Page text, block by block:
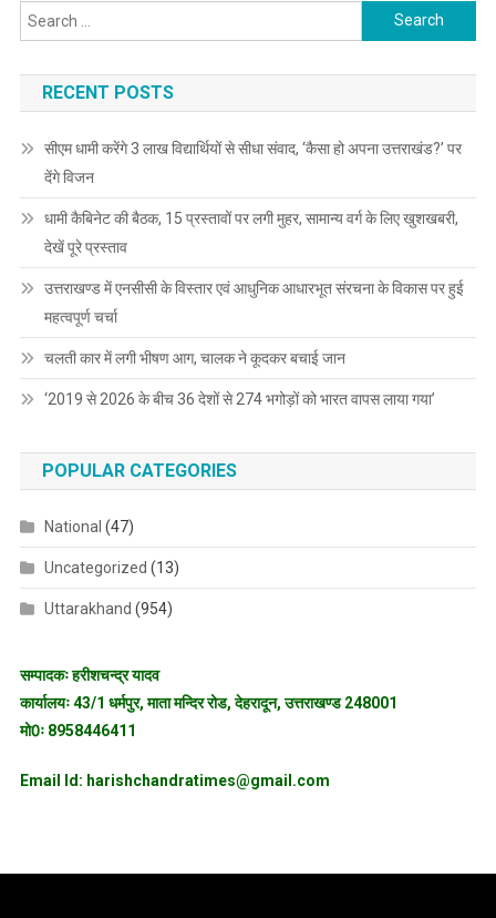
Search
for:
RECENT POSTS
सीएम धामी करेंगे 3 लाख विद्यार्थियों से सीधा संवाद, ‘कैसा हो अपना उत्तराखंड?’ पर
देंगे विजन
धामी कैबिनेट की बैठक, 15 प्रस्तावों पर लगी मुहर, सामान्य वर्ग के लिए खुशखबरी,
देखें पूरे प्रस्ताव
उत्तराखण्ड में एनसीसी के विस्तार एवं आधुनिक आधारभूत संरचना के विकास पर हुई
महत्वपूर्ण चर्चा
चलती कार में लगी भीषण आग, चालक ने कूदकर बचाई जान
‘2019 से 2026 के बीच 36 देशों से 274 भगोड़ों को भारत वापस लाया गया’
POPULAR CATEGORIES
National (47)
Uncategorized (13)
Uttarakhand (954)
सम्पादकः हरीशचन्द्र यादव
कार्यालयः 43/1 धर्मपुर, माता मन्दिर रोड, देहरादून, उत्तराखण्ड 248001
मो0ः 8958446411
Email Id: harishchandratimes@gmail.com